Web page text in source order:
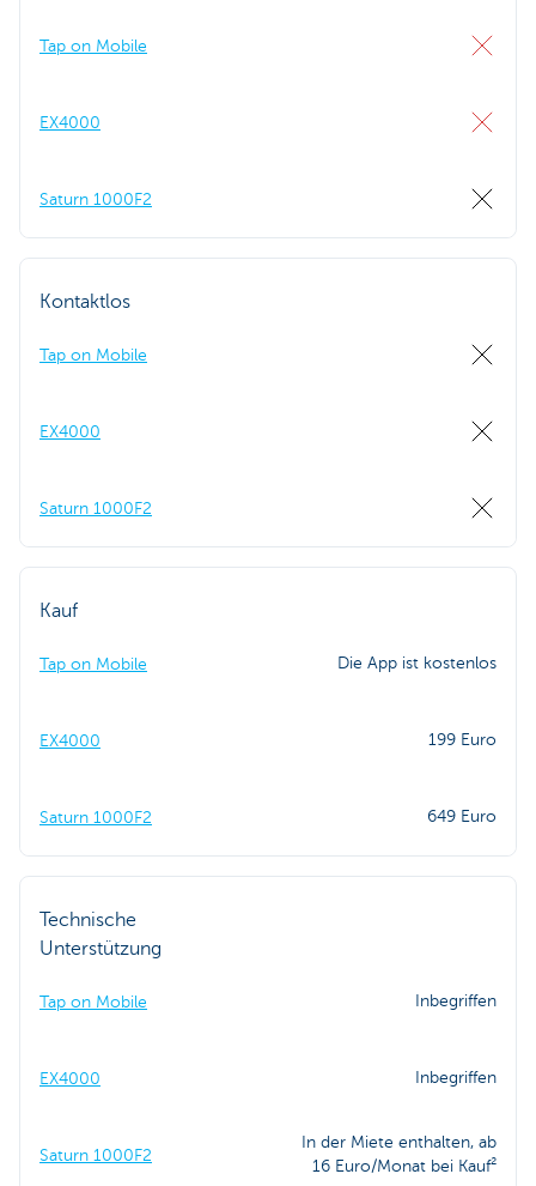
Tap on Mobile
EX4000
Saturn 1000F2
Kontaktlos
Tap on Mobile
EX4000
Saturn 1000F2
Kauf
Tap on Mobile Die App ist kostenlos
EX4000 199 Euro
Saturn 1000F2 649 Euro
Technische
Unterstützung
Tap on Mobile Inbegriffen
EX4000 Inbegriffen
Saturn 1000F2
In der Miete enthalten, ab
16 Euro/Monat bei Kauf²